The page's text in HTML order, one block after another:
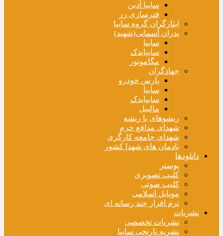
سایپا آذین
فنرسازی زر
ایثارگران گروه سایپا
پدران آسمانی(شهید)
سایپا
سایپایدک
مگاموتور
جهادگران
پارس خودرو
سایپا
سایپایدک
مالیبل
ریشوهای با ریشه
شهدای مدافع حرم
شهدای جامعه کارگری
یادمان های شهدا کشور
دانلودها
پوستر
کلیپ تصویری
کلیپ صوتی
موبایل اسلامی
نرم افزار چند رسانه ای
نشریات
نشریات تخصصی
نشریه نارنجی سایپا